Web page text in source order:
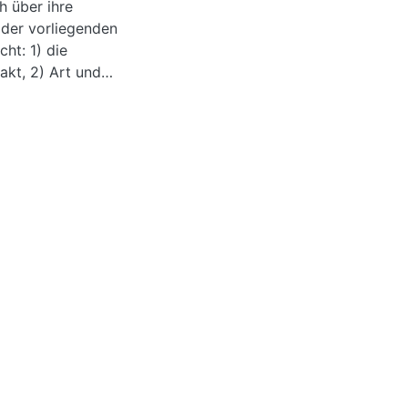
über ihre
vorliegenden
1) die
2) Art und
von HMO